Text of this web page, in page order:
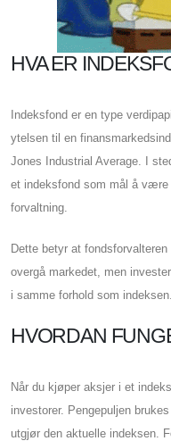
HVA ER
Indeksfond er en type
ytelsen til en
Jones Industrial Average. I
et indeksfond som mål å
forvaltning.
Dette betyr at
overgå markedet, men
i samme forhold som indeksen.
HVORDAN
Når du kjøper aksjer i et
investorer. Pengepuljen
utgjør den aktuelle indeksen.